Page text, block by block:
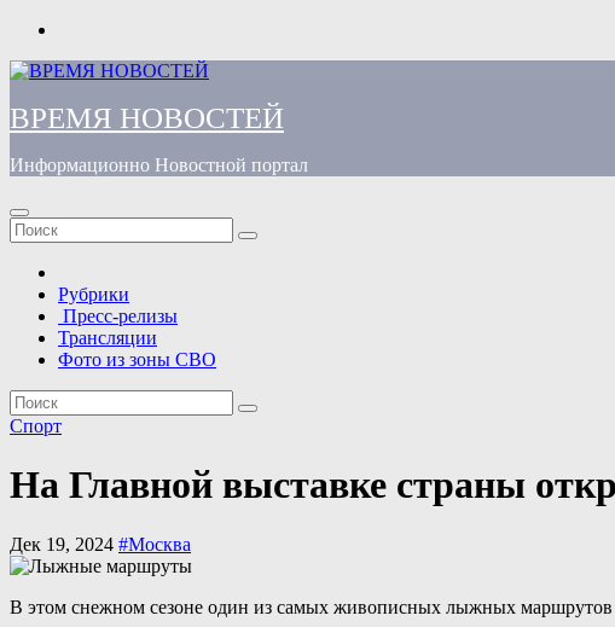
Перейти
содержимому
ВРЕМЯ НОВОСТЕЙ
Информационно Новостной портал
Рубрики
Пресс-релизы
Трансляции
Фото из зоны СВО
Спорт
На Главной выставке страны
Дек 19, 2024 #Москва
В этом снежном сезоне один из самых живописных лыжных